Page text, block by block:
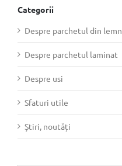
Categorii
Despre parchetul din lemn
Despre parchetul laminat
Despre usi
Sfaturi utile
Știri, noutăți